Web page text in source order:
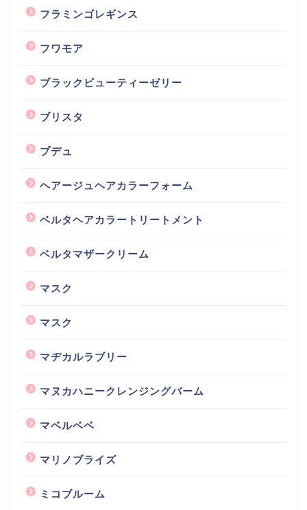
フラミンゴレギンス
フワモア
ブラックビューティーゼリー
ブリスタ
プデュ
ヘアージュヘアカラーフォーム
ベルタヘアカラートリートメント
ベルタマザークリーム
マスク
マスク
マヂカルラブリー
マヌカハニークレンジングバーム
マベルベベ
マリノブライズ
ミコブルーム